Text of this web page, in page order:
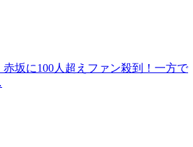
坂に100人超えファン殺到！一方で